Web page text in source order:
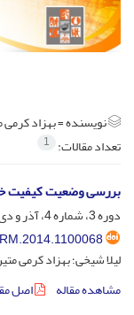
نویسنده =بهزاد
تعداد مقالات: 1
بررسی وضعیت کیفیت
دوره 3، شماره 4، آذر و دی 1393، صفحه
لیلا شیخی؛ بهزاد کرمی
مشاهده مقاله
اصل